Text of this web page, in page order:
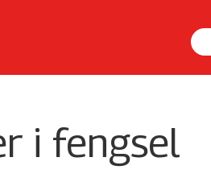
i fengsel